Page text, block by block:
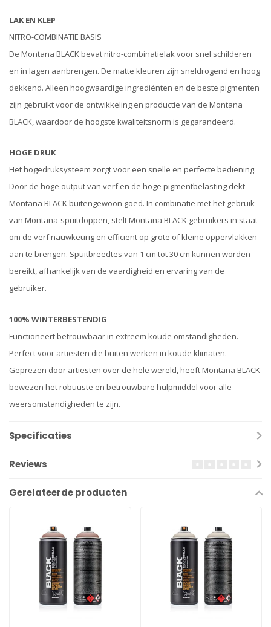
LAK EN KLEP
NITRO-COMBINATIE BASIS
De Montana BLACK bevat nitro-combinatielak voor snel schilderen
en in lagen aanbrengen. De matte kleuren zijn sneldrogend en hoog
dekkend. Alleen hoogwaardige ingrediënten en de beste pigmenten
zijn gebruikt voor de ontwikkeling en productie van de Montana
BLACK, waardoor de hoogste kwaliteitsnorm is gegarandeerd.
HOGE DRUK
Het hogedruksysteem zorgt voor een snelle en perfecte bediening.
Door de hoge output van verf en de hoge pigmentbelasting dekt
Montana BLACK buitengewoon goed. In combinatie met het gebruik
van Montana-spuitdoppen, stelt Montana BLACK gebruikers in staat
om de verf nauwkeurig en efficiënt op grote of kleine oppervlakken
aan te brengen. Spuitbreedtes van 1 cm tot 30 cm kunnen worden
bereikt, afhankelijk van de vaardigheid en ervaring van de
gebruiker.
100% WINTERBESTENDIG
Functioneert betrouwbaar in extreem koude omstandigheden.
Perfect voor artiesten die buiten werken in koude klimaten.
Geprezen door artiesten over de hele wereld, heeft Montana BLACK
bewezen het robuuste en betrouwbare hulpmiddel voor alle
weersomstandigheden te zijn.
Specificaties
Reviews
Gerelateerde producten